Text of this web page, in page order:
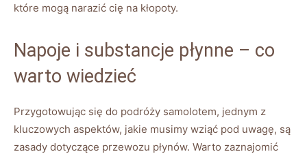
które mogą narazić cię na kłopoty.
Napoje i substancje płynne – co
warto wiedzieć
Przygotowując się do podróży samolotem, jednym z
kluczowych aspektów, jakie musimy wziąć pod uwagę, są
zasady dotyczące przewozu płynów. Warto zaznajomić